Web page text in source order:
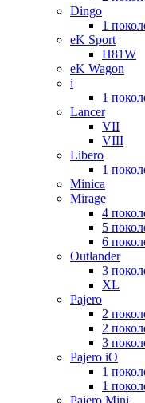
Dingo
1
eK Sport
H81W
eK Wagon
i
1
Lancer
VII
VIII
Libero
1
Minica
Mirage
4
5
6
Outlander
3
XL
Pajero
2
2
3
Pajero iO
1
1
Pajero Mini